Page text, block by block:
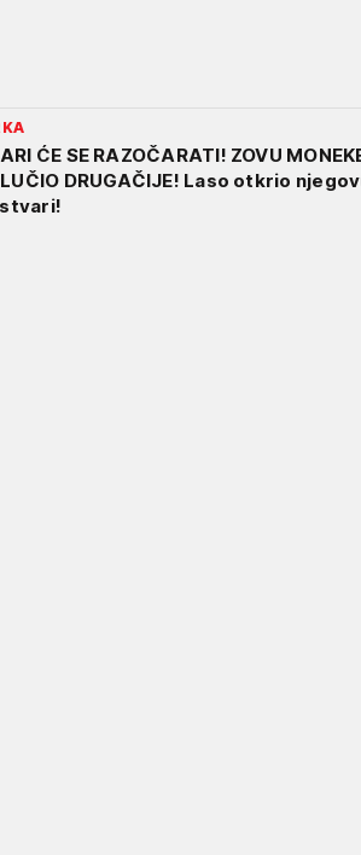
ĆE SE RAZOČARATI! ZOVU
DRUGAČIJE! Laso otkrio